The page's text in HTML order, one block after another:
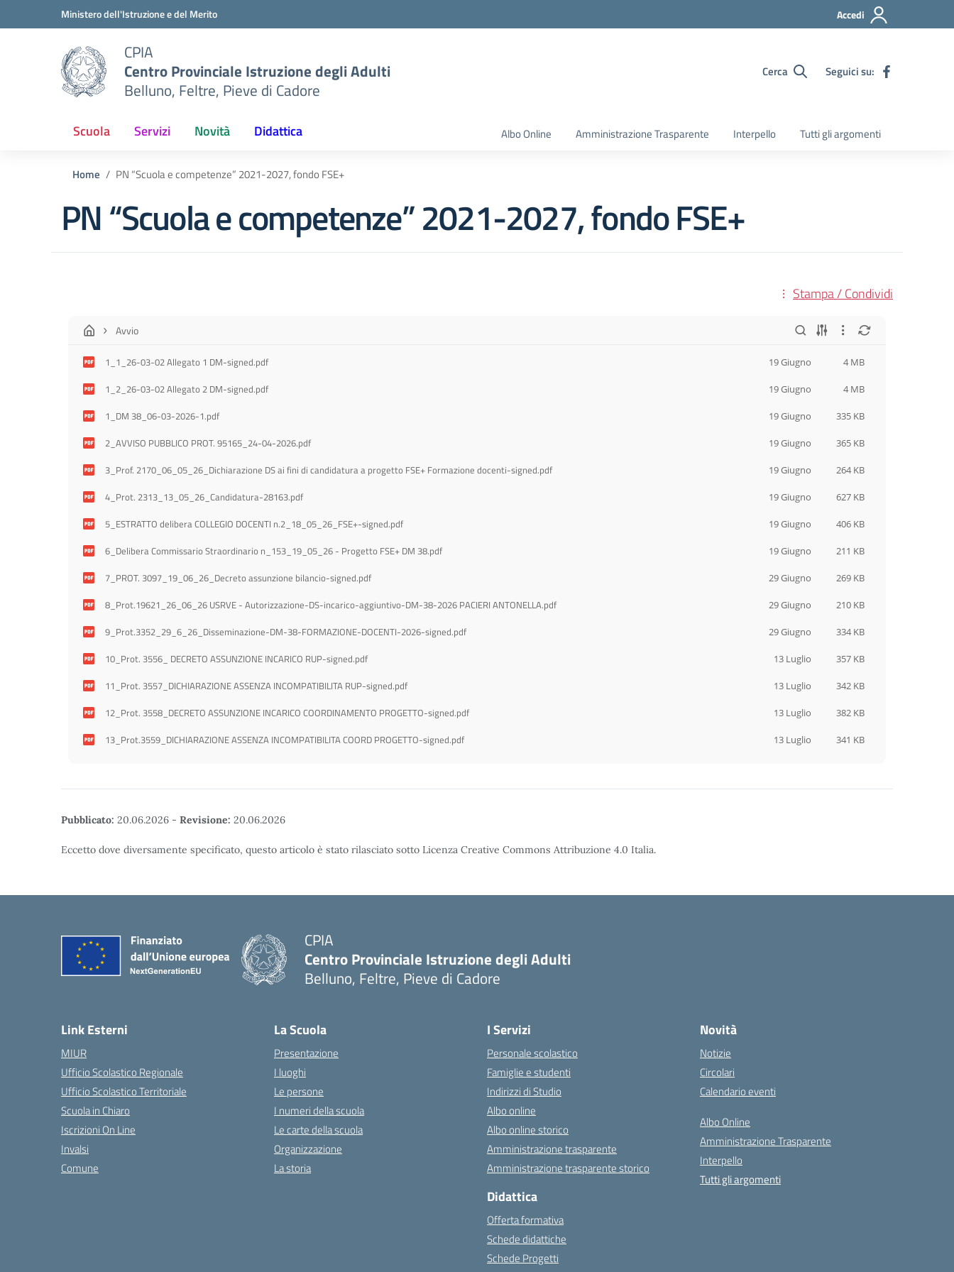
Vai ai contenuti
Vai al menu di navigazioneMinistero dell'Istruzione e del Merito Accedi
CPIA
Centro Provinciale Istruzione degli Adulti
Belluno, Feltre, Pieve di Cadore
Cerca Seguici su:
Scuola Servizi Novità Didattica Albo Online Amministrazione Trasparente Interpello Tutti gli argomenti
Home PN “Scuola e competenze” 2021-2027, fondo FSE+
PN “Scuola e competenze” 2021-2027, fondo FSE+
Stampa / Condividi
Avvio
1_1_26-03-02 Allegato 1 DM-signed.pdf 19 Giugno 4 MB
1_2_26-03-02 Allegato 2 DM-signed.pdf 19 Giugno 4 MB
1_DM 38_06-03-2026-1.pdf 19 Giugno 335 KB
2_AVVISO PUBBLICO PROT. 95165_24-04-2026.pdf 19 Giugno 365 KB
3_Prof. 2170_06_05_26_Dichiarazione DS ai fini di candidatura a progetto FSE+ Formazione docenti-signed.pdf 19 Giugno 264 KB
4_Prot. 2313_13_05_26_Candidatura-28163.pdf 19 Giugno 627 KB
5_ESTRATTO delibera COLLEGIO DOCENTI n.2_18_05_26_FSE+-signed.pdf 19 Giugno 406 KB
6_Delibera Commissario Straordinario n_153_19_05_26 - Progetto FSE+ DM 38.pdf 19 Giugno 211 KB
7_PROT. 3097_19_06_26_Decreto assunzione bilancio-signed.pdf 29 Giugno 269 KB
8_Prot.19621_26_06_26 USRVE - Autorizzazione-DS-incarico-aggiuntivo-DM-38-2026 PACIERI ANTONELLA.pdf 29 Giugno 210 KB
9_Prot.3352_29_6_26_Disseminazione-DM-38-FORMAZIONE-DOCENTI-2026-signed.pdf 29 Giugno 334 KB
10_Prot. 3556_ DECRETO ASSUNZIONE INCARICO RUP-signed.pdf 13 Luglio 357 KB
11_Prot. 3557_DICHIARAZIONE ASSENZA INCOMPATIBILITA RUP-signed.pdf 13 Luglio 342 KB
12_Prot. 3558_DECRETO ASSUNZIONE INCARICO COORDINAMENTO PROGETTO-signed.pdf 13 Luglio 382 KB
13_Prot.3559_DICHIARAZIONE ASSENZA INCOMPATIBILITA COORD PROGETTO-signed.pdf 13 Luglio 341 KB
Pubblicato: 20.06.2026 - Revisione: 20.06.2026
Eccetto dove diversamente specificato, questo articolo è stato rilasciato sotto Licenza Creative Commons Attribuzione 4.0 Italia.
CPIA
Centro Provinciale Istruzione degli Adulti
Belluno, Feltre, Pieve di Cadore
Link Esterni
MIUR
Ufficio Scolastico Regionale
Ufficio Scolastico Territoriale
Scuola in Chiaro
Iscrizioni On Line
Invalsi
Comune
La Scuola
Presentazione
I luoghi
Le persone
I numeri della scuola
Le carte della scuola
Organizzazione
La storia
I Servizi
Personale scolastico
Famiglie e studenti
Indirizzi di Studio
Albo online
Albo online storico
Amministrazione trasparente
Amministrazione trasparente storico
Didattica
Offerta formativa
Schede didattiche
Schede Progetti
Novità
Notizie
Circolari
Calendario eventi
Albo Online
Amministrazione Trasparente
Interpello
Tutti gli argomenti